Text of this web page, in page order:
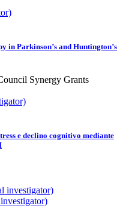
in Parkinson’s and Huntington’s
Synergy Grants
e declino cognitivo mediante
investigator)